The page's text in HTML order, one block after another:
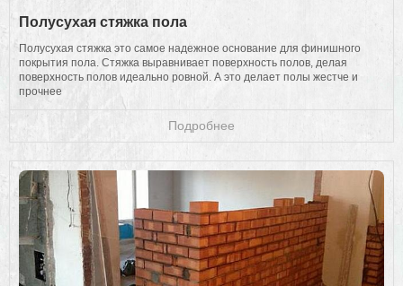
Полусухая стяжка пола
Полусухая стяжка это самое надежное основание для финишного
покрытия пола. Стяжка выравнивает поверхность полов, делая
поверхность полов идеально ровной. А это делает полы жестче и
прочнее
Подробнее